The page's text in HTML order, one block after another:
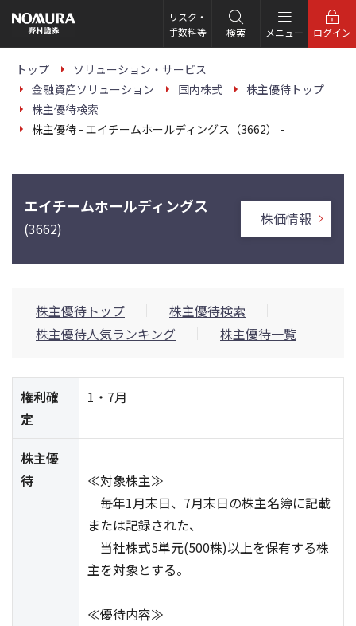
の
ー
リスク・
手数料等
検索 メニュー ログイン
トップ
ソリューション・サービス
金融資産ソリューション
国内株式
株主優待トップ
株主優待検索
株主優待 - エイチームホールディングス（3662） -
エイチームホールディングス
(3662)
株価情報
株主優待トップ
株主優待検索
株主優待人気ランキング
株主優待一覧
権利確
定
1・7月
株主優
待
≪対象株主≫
毎年1月末日、7月末日の株主名簿に記載
または記録された、
当社株式5単元(500株)以上を保有する株
主を対象とする。
≪優待内容≫